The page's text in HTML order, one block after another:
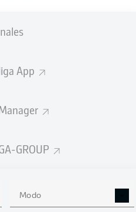
App
GROUP
Modo
Kristof
Carlo Sickinger
Damar